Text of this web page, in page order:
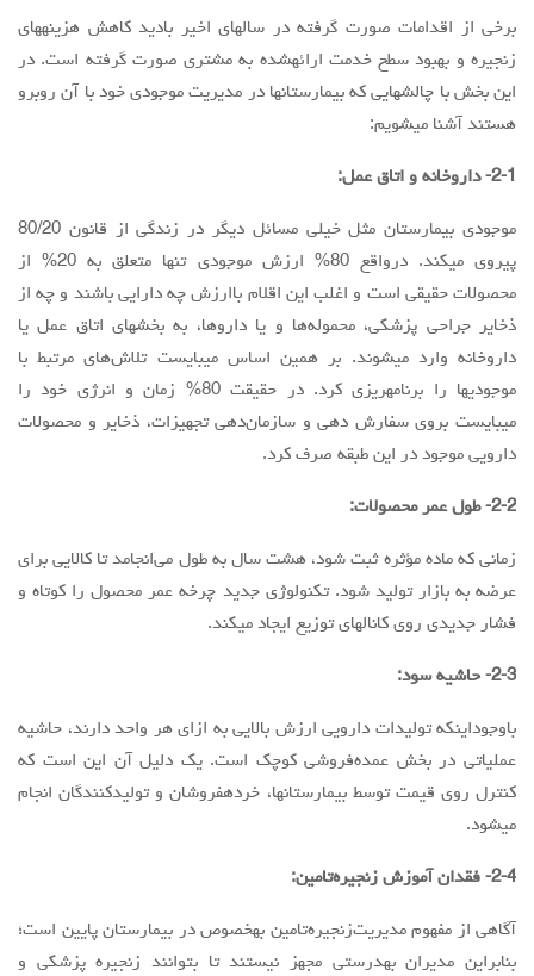
تماس با ما
برخی از اقدامات صورت گرفته در سالهای اخیر بادید کاهش هزینههای
زنجیره و بهبود سطح خدمت ارائهشده به مشتری صورت گرفته است. در
این بخش با چالشهایی که بیمارستانها در مدیریت موجودی خود با آن روبرو
هستند آشنا میشویم:
2-1- داروخانه و اتاق عمل:
موجودی بیمارستان مثل خیلی مسائل دیگر در زندگی از قانون 80/20
پیروی میکند. درواقع 80% ارزش موجودی تنها متعلق به 20% از
محصولات حقیقی است و اغلب این اقلام باارزش چه دارایی باشند و چه از
ذخایر جراحی پزشکی، محموله‌ها و یا داروها، به بخشهای اتاق عمل یا
داروخانه وارد میشوند. بر همین اساس میبایست تلاش‌های مرتبط با
موجودیها را برنامهریزی کرد. در حقیقت 80% زمان و انرژی خود را
میبایست بروی سفارش دهی و سازمان‌دهی تجهیزات، ذخایر و محصولات
دارویی موجود در این طبقه صرف کرد.
2-2- طول عمر محصولات:
زمانی که ماده مؤثره ثبت شود، هشت سال به طول می‌انجامد تا کالایی برای
عرضه به بازار تولید شود. تکنولوژی جدید چرخه عمر محصول را کوتاه و
فشار جدیدی روی کانالهای توزیع ایجاد میکند.
2-3- حاشیه سود:
باوجوداینکه تولیدات دارویی ارزش بالایی به ازای هر واحد دارند، حاشیه
عملیاتی در بخش عمده‌فروشی کوچک است. یک دلیل آن این است که
کنترل روی قیمت توسط بیمارستانها، خردهفروشان و تولیدکنندگان انجام
میشود.
2-4- فقدان آموزش زنجیره‌تامین:
آگاهی از مفهوم مدیریت‌زنجیره‌تامین بهخصوص در بیمارستان پایین است؛
بنابراین مدیران بهدرستی مجهز نیستند تا بتوانند زنجیره پزشکی و